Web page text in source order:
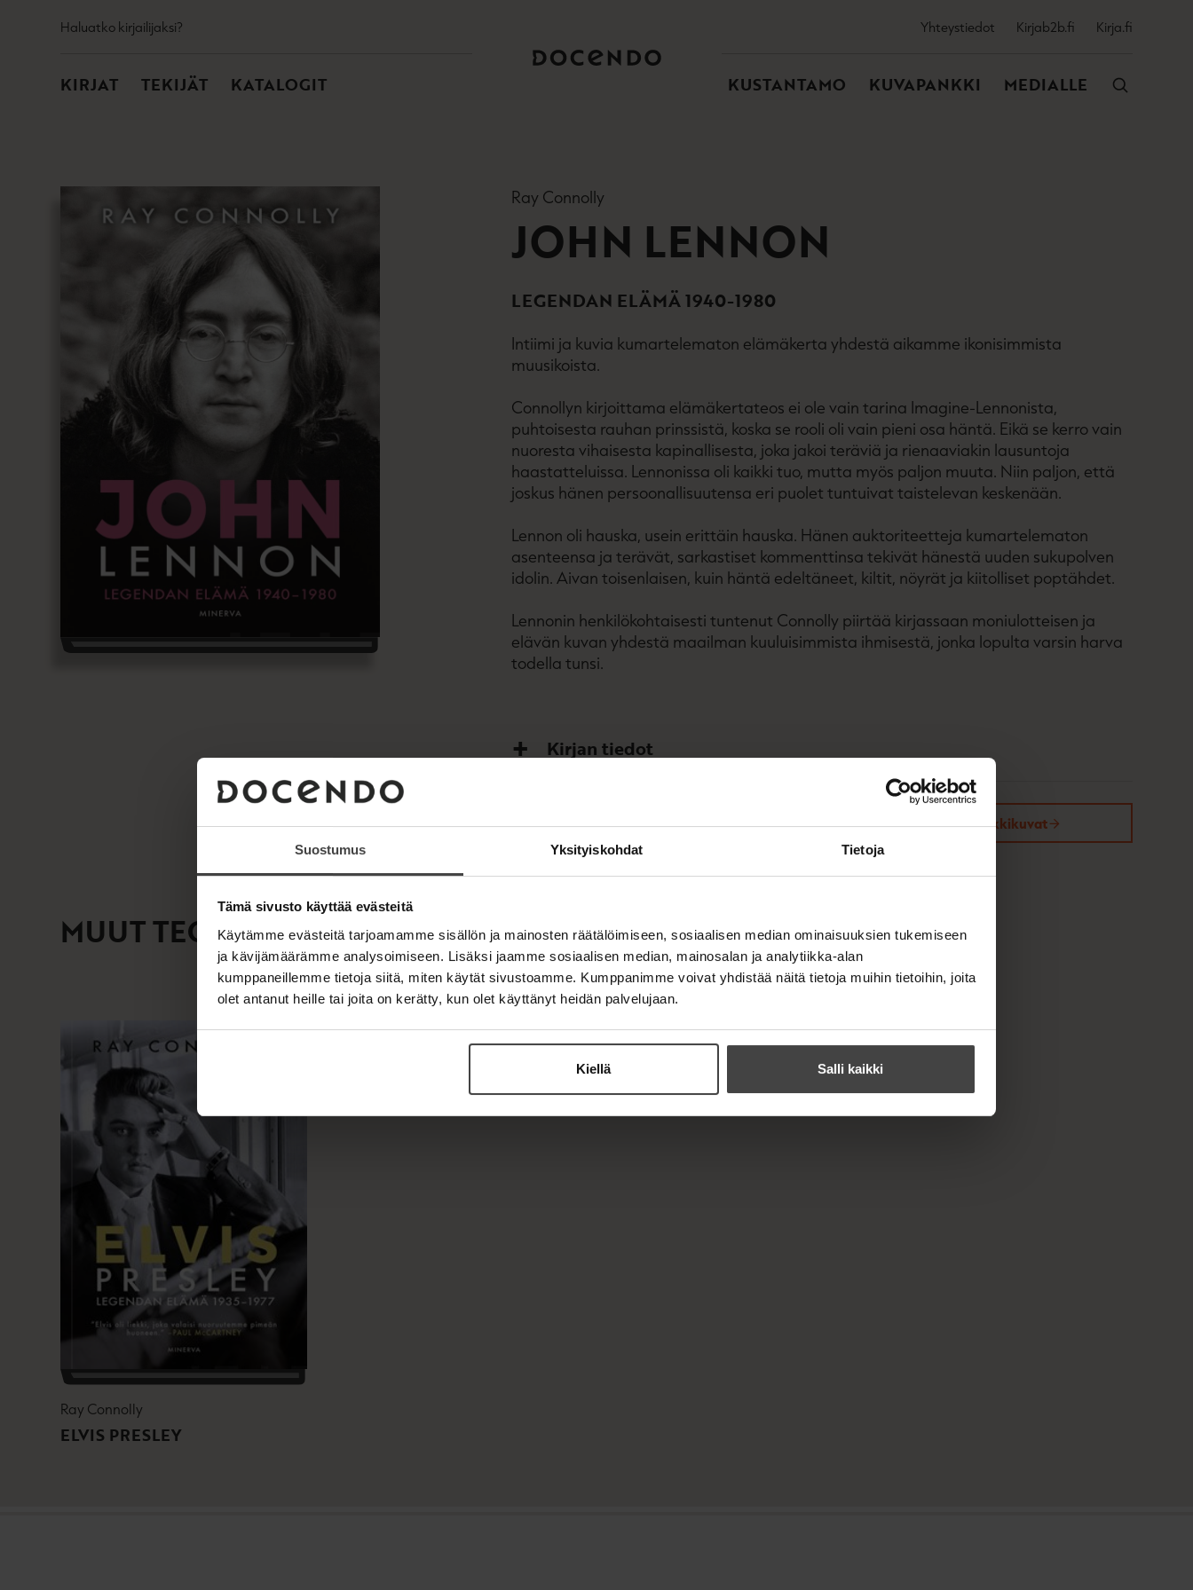
Suostumus Yksityiskohdat Tietoja
Tämä sivusto käyttää evästeitä
Käytämme evästeitä tarjoamamme sisällön ja mainosten räätälöimiseen, sosiaalisen median ominaisuuksien tukemiseen
ja kävijämäärämme analysoimiseen. Lisäksi jaamme sosiaalisen median, mainosalan ja analytiikka-alan
kumppaneillemme tietoja siitä, miten käytät sivustoamme. Kumppanimme voivat yhdistää näitä tietoja muihin tietoihin, joita
olet antanut heille tai joita on kerätty, kun olet käyttänyt heidän palvelujaan.
Kiellä Salli kaikki
sisältöönTOISSIJAINEN
Haluatko kirjailijaksi?
PÄÄVALIKKO
KIRJAT TEKIJÄT KATALOGIT
TOISSIJAINEN
Yhteystiedot Kirjab2b.fi Kirja.fi
PÄÄVALIKKO
KUSTANTAMO KUVAPANKKI MEDIALLE
Ray Connolly
JOHN LENNON
LEGENDAN ELÄMÄ 1940-1980
Intiimi ja kuvia kumartelematon elämäkerta yhdestä aikamme ikonisimmista
muusikoista.
Connollyn kirjoittama elämäkertateos ei ole vain tarina Imagine-Lennonista,
puhtoisesta rauhan prinssistä, koska se rooli oli vain pieni osa häntä. Eikä se kerro vain
nuoresta vihaisesta kapinallisesta, joka jakoi teräviä ja rienaaviakin lausuntoja
haastatteluissa. Lennonissa oli kaikki tuo, mutta myös paljon muuta. Niin paljon, että
joskus hänen persoonallisuutensa eri puolet tuntuivat taistelevan keskenään.
Lennon oli hauska, usein erittäin hauska. Hänen auktoriteetteja kumartelematon
asenteensa ja terävät, sarkastiset kommenttinsa tekivät hänestä uuden sukupolven
idolin. Aivan toisenlaisen, kuin häntä edeltäneet, kiltit, nöyrät ja kiitolliset poptähdet.
Lennonin henkilökohtaisesti tuntenut Connolly piirtää kirjassaan moniulotteisen ja
elävän kuvan yhdestä maailman kuuluisimmista ihmisestä, jonka lopulta varsin harva
todella tunsi.
Kirjan tiedot
Kirjan kuvapankkikuvat
MUUT TEOKSET
Ray Connolly
ELVIS PRESLEY